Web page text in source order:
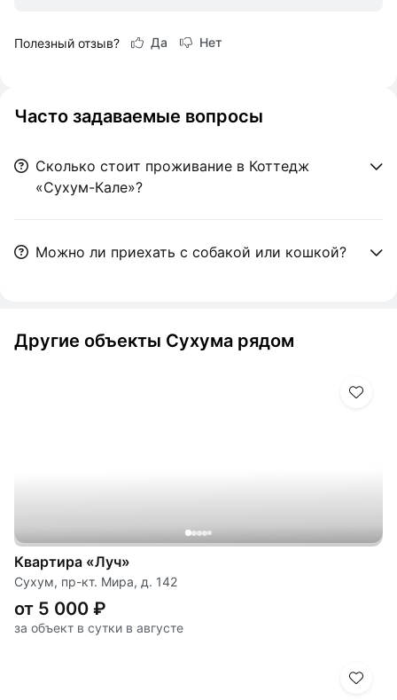
Полезный отзыв? Да Нет
Часто задаваемые вопросы
Сколько стоит проживание в Коттедж
«Сухум-Кале»?
Можно ли приехать с собакой или кошкой?
Другие объекты Сухума рядом
Квартира «Луч»
Сухум, пр-кт. Мира, д. 142
от 5 000 ₽
за объект в сутки в августе